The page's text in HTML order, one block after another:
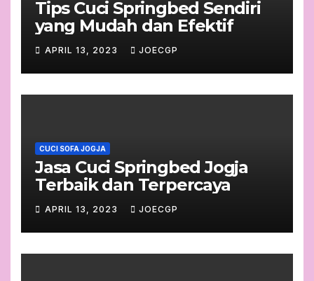
Tips Cuci Springbed Sendiri
yang Mudah dan Efektif
APRIL 13, 2023 JOECGP
CUCI SOFA JOGJA
Jasa Cuci Springbed Jogja
Terbaik dan Terpercaya
APRIL 13, 2023 JOECGP